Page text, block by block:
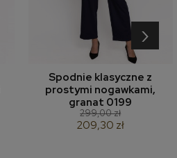
Spodnie klasyczne z
prostymi nogawkami,
granat 0199
299,00 zł
209,30 zł
›